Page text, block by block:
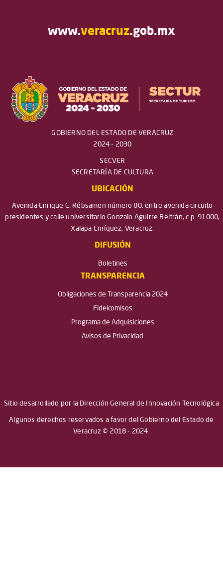
www.veracruz.gob.mx
GOBIERNO DEL ESTADO DE VERACRUZ
2024 - 2030
SECVER
SECRETARÍA DE CULTURA
UBICACIÓN
Avenida Enrique C. Rébsamen número 80, entre avenida circuito
presidentes y calle universitario Gonzalo Aguirre Beltrán, c.p. 91000,
Xalapa Enríquez, Veracruz.
DIFUSIÓN
Boletines
TRANSPARENCIA
Obligaciones de Transparencia 2024
Fideicomisos
Programa de Adquisiciones
Avisos de Privacidad
Sitio desarrollado por la Dirección General de Innovación Tecnológica
Algunos derechos reservados a favor del Gobierno del Estado de
Veracruz © 2018 - 2024.